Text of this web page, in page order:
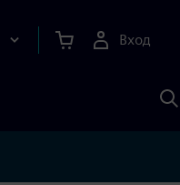
Вход
с